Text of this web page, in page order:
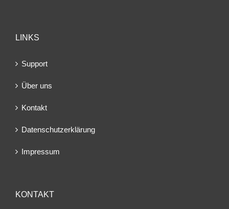
LINKS
Support
Über uns
Kontakt
Datenschutzerklärung
Impressum
KONTAKT